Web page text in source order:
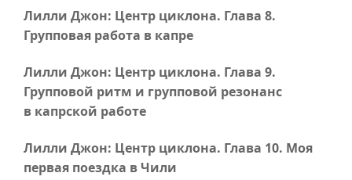
Лилли Джон: Центр циклона. Глава 8.
Групповая работа в капре
Лилли Джон: Центр циклона. Глава 9.
Групповой ритм и групповой резонанс
в капрской работе
Лилли Джон: Центр циклона. Глава 10. Моя
первая поездка в Чили